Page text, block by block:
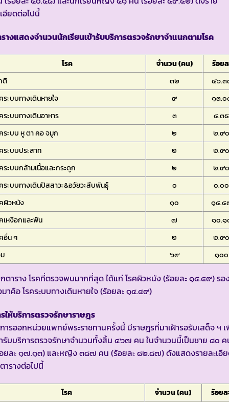
อียดต่อไปนี้
างแสดงจำนวนนักเรียนเข้ารับบริการตรวจรักษาจำแนกตามโรค
โรค จำนวน (คน)
ร้อยล
ติ
๓๒
๔๖.๓
ระบบทางเดินหายใจ
๙
๑๓.๐
ระบบทางเดินอาหาร
๓
๔.๓๕
ระบบ หู ตา คอ จมูก
๒
๒.๙
ระบบประสาท
๒
๒.๙
ระบบกล้ามเนื้อและกระดูก
๒
๒.๙
ระบบทางเดินปัสสาวะ&อวัยวะสืบพันธุ์
๐
๐.๐๐
ผิวหนัง
๑๐
๑๔.๔
เหงือกและฟัน
๗
๑๐.๑
อื่น ๆ
๒
๒.๙
๖๙ ๑๐๐
ตาราง โรคที่ตรวจพบมากที่สุด ได้แก่ โรคผิวหนัง (ร้อยละ ๑๔.๔๙) รอ
าคือ โรคระบบทางเดินหายใจ (ร้อยละ ๑๔.๔๙)
ให้บริการตรวจรักษาราษฎร
ารออกหน่วยแพทย์พระราชทานครั้งนี้ มีราษฎรที่มาเฝ้ารอรับเสด็จ ฯ
รับบริการตรวจรักษาจำนวนทั้งสิ้น ๔๖๗ คน ในจำนวนนี้เป็นชาย ๘๐
ยละ ๑๗.๑๓) และหญิง ๓๘๗ คน (ร้อยละ ๘๒.๘๗) ดังแสดงรายละเอี
ารางต่อไปนี้
โรค จำนวน (คน) ร้อยล